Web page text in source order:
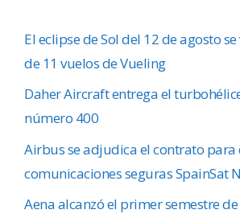
El eclipse de Sol del 12 de agosto
de 11 vuelos de Vueling
Daher Aircraft entrega el
número 400
Airbus se adjudica el contrato para
comunicaciones seguras SpainSat
Aena alcanzó el primer semestre